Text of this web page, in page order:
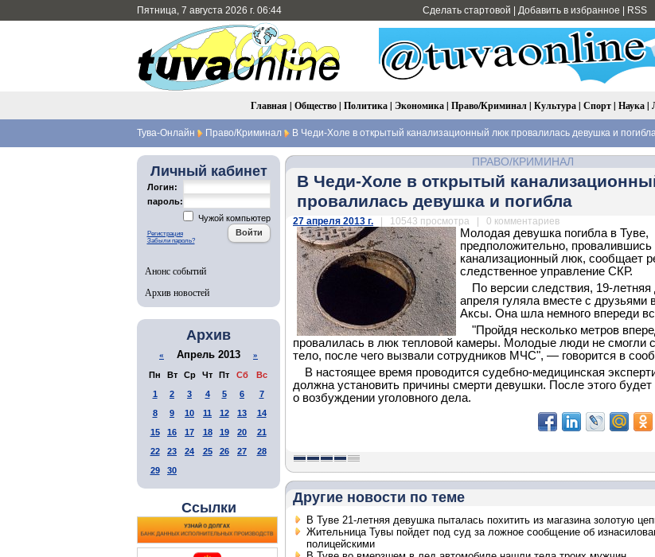
Пятница, 7 августа 2026 г. 06:44 Сделать стартовой Добавить в избранное RSS
Главная | Общество| Политика| Экономика| Право/Криминал| Культура| Спорт| Наука|
Тува-Онлайн Право/Криминал В Чеди-Холе в открытый канализационный люк провалилась девушка и
Личный кабинет
Логин:
пароль:
Чужой компьютер
Регистрация
Забыли пароль?
Анонс событий
Архив новостей
Архив
« Апрель 2013 »
Пн Вт Ср Чт Пт Сб
Вс
1
2 3 4 5 6
7
8
9 10 11 12 13
14
15
16 17 18 19 20
21
22
23 24 25 26 27
28
29
30
Ссылки
ПРАВО/КРИМИНАЛ
В Чеди-Холе в открытый
провалилась девушка и погибла
27 апреля 2013 г. | 10543 просмотра | 0 комментариев
Молодая девушка погибла в Туве,
предположительно,
канализационный люк, сообщает
следственное управление СКР.
По версии следствия, 19-
апреля гуляла вместе с друзьями
Аксы. Она шла немного впереди
"Пройдя несколько метров
провалилась в люк тепловой камеры. Молодые люди не смогли
тело, после чего вызвали сотрудников МЧС", — говорится в
В настоящее время проводится судебно-медицинская
должна установить причины смерти девушки. После этого
о возбуждении уголовного дела.
Другие новости по теме
В Туве 21-летняя девушка пыталась похитить из магазина золотую
Жительница Тувы пойдет под суд за ложное сообщение об
полицейскими